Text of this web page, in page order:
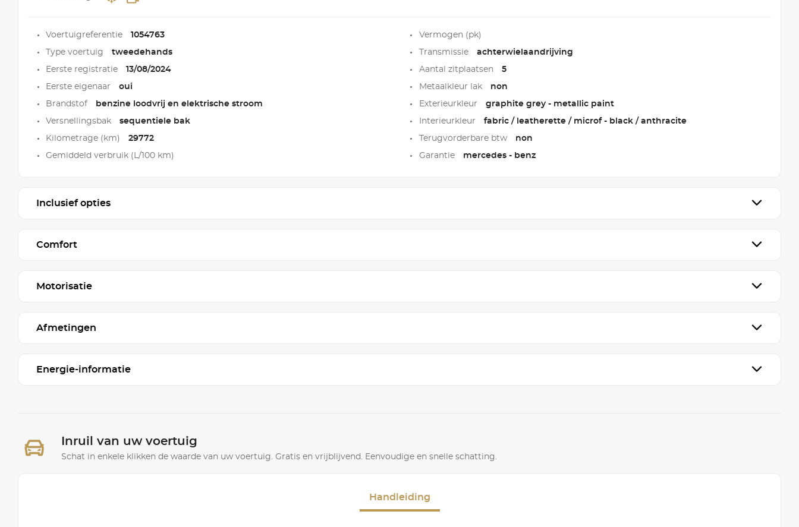
Voertuigreferentie 1054763
Type voertuig tweedehands
Eerste registratie 13/08/2024
Eerste eigenaar oui
Brandstof benzine loodvrij en elektrische stroom
Versnellingsbak sequentiele bak
Kilometrage (km) 29772
Gemiddeld verbruik (L/100 km)
Vermogen (pk)
Transmissie achterwielaandrijving
Aantal zitplaatsen 5
Metaalkleur lak non
Exterieurkleur graphite grey - metallic paint
Interieurkleur fabric / leatherette / microf - black / anthracite
Terugvorderbare btw non
Garantie mercedes - benz
Inclusief opties
Comfort
Motorisatie
Afmetingen
Energie-informatie
Inruil van uw voertuig
Schat in enkele klikken de waarde van uw voertuig. Gratis en vrijblijvend. Eenvoudige en snelle schatting.
Handleiding